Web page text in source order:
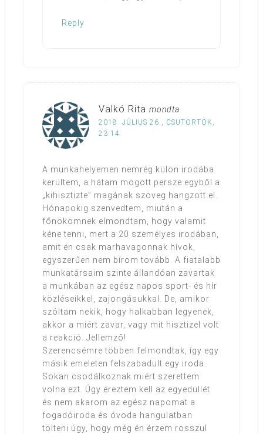
Reply
Valkó Rita mondta
2018. JÚLIUS 26., CSÜTÖRTÖK,
23:14
A munkahelyemen nemrég külön irodába
kerültem, a hátam mögött persze egyből a
„kihisztizte” magának szöveg hangzott el.
Hónapokig szenvedtem, miután a
főnökömnek elmondtam, hogy valamit
kéne tenni, mert a 20 személyes irodában,
amit én csak marhavagonnak hívok,
egyszerűen nem bírom tovább. A fiatalabb
munkatársaim szinte állandóan zavartak
a munkában az egész napos sport- és hír
közléseikkel, zajongásukkal. De, amikor
szóltam nekik, hogy halkabban legyenek,
akkor a miért zavar, vagy mit hisztizel volt
a reakció. Jellemző!
Szerencsémre többen felmondtak, így egy
másik emeleten felszabadult egy iroda.
Sokan csodálkoznak miért szerettem
volna ezt. Úgy éreztem kell az egyedüllét
és nem akarom az egész napomat a
fogadóiroda és óvoda hangulatban
tölteni úgy, hogy még én érzem rosszul